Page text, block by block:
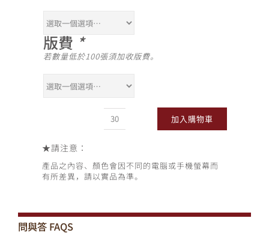
版費 *
若數量低於100張須加收版費。
PC_016
數
加入購物車
★請注意：
產品之內容、顏色會因不同的電腦或手機螢幕而
有所差異，請以實品為準。
問與答 FAQS